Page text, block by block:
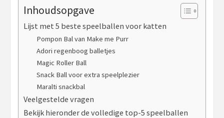
Inhoudsopgave
Lijst met 5 beste speelballen voor katten
Pompon Bal van Make me Purr
Adori regenboog balletjes
Magic Roller Ball
Snack Ball voor extra speelplezier
Maralti snackbal
Veelgestelde vragen
Bekijk hieronder de volledige top-5 speelballen